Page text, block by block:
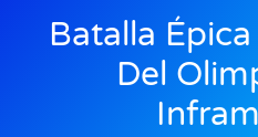
Batalla
Del